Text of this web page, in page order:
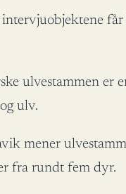
ulvestammen er
ulv.
mener
fra rundt fem dyr.